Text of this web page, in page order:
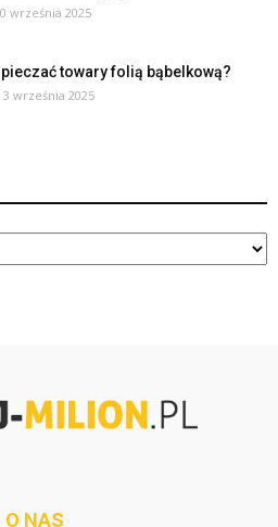
września 2025
towary folią bąbelkową?
3 września 2025
O NAS